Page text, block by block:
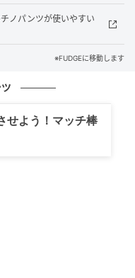
や全体像を意識する
す。考えすぎて動け
ノパンツが使いやすい
※FUDGEに移動します
せよう！マッチ棒